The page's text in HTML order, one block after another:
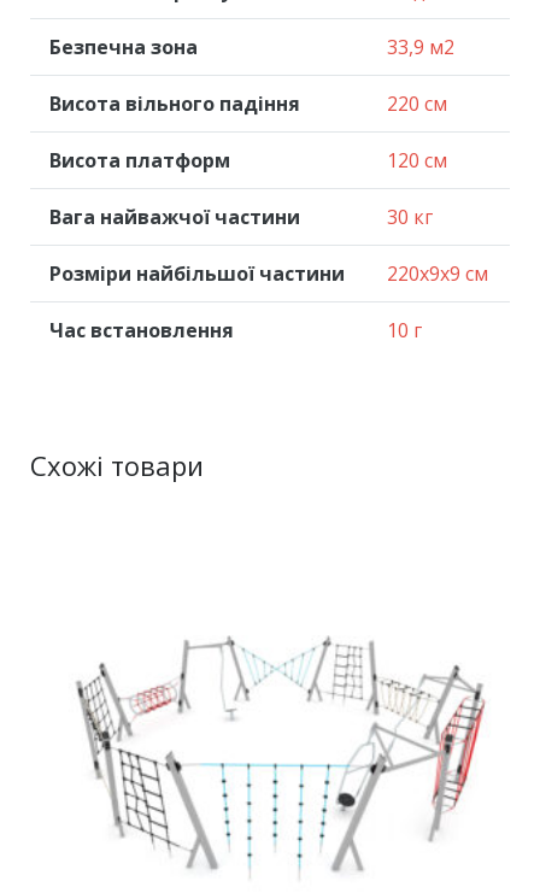
Безпечна зона 33,9 м2
Висота вільного падіння 220 см
Висота платформ 120 см
Вага найважчої частини 30 кг
Розміри найбільшої частини 220x9x9 см
Час встановлення 10 г
Схожі товари